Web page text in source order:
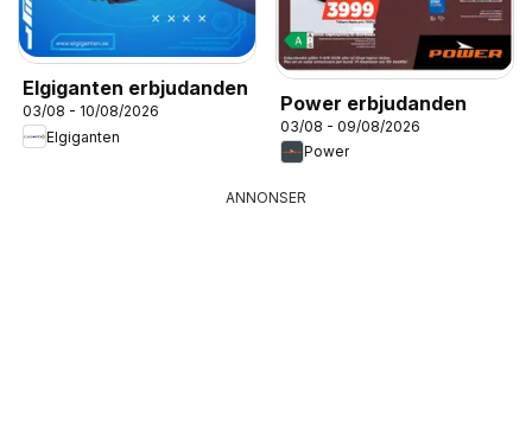
Elgiganten erbjudanden
03/08 - 10/08/2026
Elgiganten
Power erbjudanden
03/08 - 09/08/2026
Power
ANNONSER